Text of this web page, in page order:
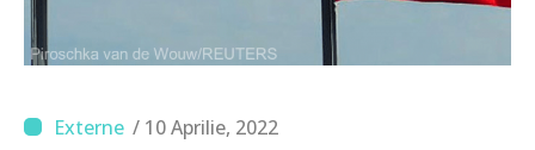
/ 10 Aprilie, 2022